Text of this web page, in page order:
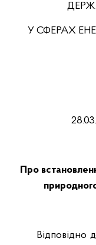
У СФЕРАХ
Про
Відповідно